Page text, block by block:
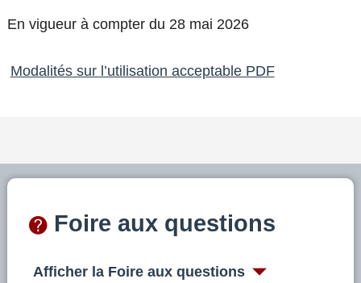
En vigueur à compter du 28 mai 2026
Modalités sur l’utilisation acceptable PDF
Foire aux questions
Afficher la Foire aux questions